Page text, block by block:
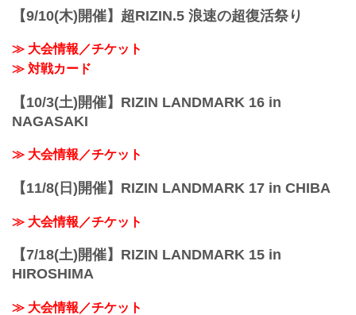
【9/10(木)開催】超RIZIN.5 浪速の超復活祭り
≫ 大会情報／チケット
≫ 対戦カード
【10/3(土)開催】RIZIN LANDMARK 16 in
NAGASAKI
≫ 大会情報／チケット
【11/8(日)開催】RIZIN LANDMARK 17 in CHIBA
≫ 大会情報／チケット
【7/18(土)開催】RIZIN LANDMARK 15 in
HIROSHIMA
≫ 大会情報／チケット